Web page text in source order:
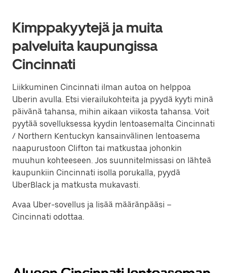
Kimppakyytejä ja muita
palveluita kaupungissa
Cincinnati
Liikkuminen Cincinnati ilman autoa on helppoa
Uberin avulla. Etsi vierailukohteita ja pyydä kyyti minä
päivänä tahansa, mihin aikaan viikosta tahansa. Voit
pyytää sovelluksessa kyydin lentoasemalta Cincinnati
/ Northern Kentuckyn kansainvälinen lentoasema
naapurustoon Clifton tai matkustaa johonkin
muuhun kohteeseen. Jos suunnitelmissasi on lähteä
kaupunkiin Cincinnati isolla porukalla, pyydä
UberBlack ja matkusta mukavasti.
Avaa Uber-sovellus ja lisää määränpääsi –
Cincinnati odottaa.